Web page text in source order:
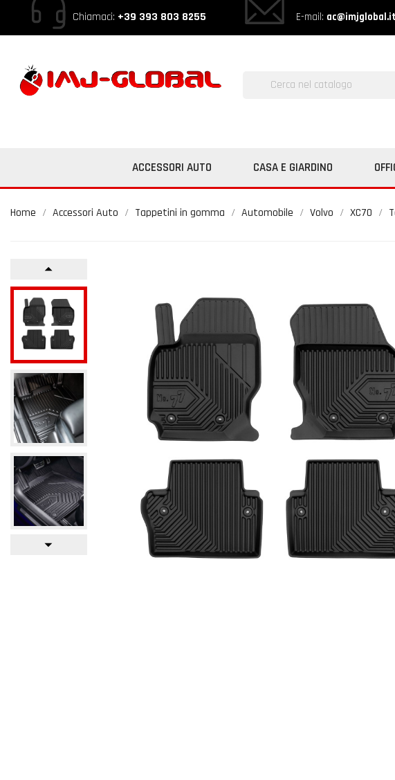
Chiamaci: +39 393 803 8255 E-mail: ac@imjglobal.it
ACCESSORI AUTO CASA E GIARDINO
Home Accessori Auto Tappetini in gomma Automobile Volvo XC70